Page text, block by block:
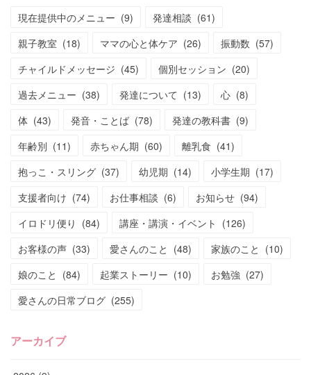
現在提供中のメニュー (9) 発達相談 (61)
親子教室 (18) ママの心と体ケア (26) 振動数 (57)
チャイルドメッセージ (45) 個別セッション (20)
過去メニュー (38) 発達について (13) 心 (8)
体 (43) 発音・ことば (78) 発達の教科書 (9)
年齢別 (11) 赤ちゃん期 (60) 離乳食 (41)
抱っこ・スリング (37) 幼児期 (14) 小学生期 (17)
支援者向け (74) お仕事相談 (6) お知らせ (94)
イロドリ便り (84) 講座・講演・イベント (126)
お客様の声 (33) 愛さんのこと (48) 家族のこと (10)
娘のこと (84) 起業ストーリー (10) お勉強 (27)
愛さんの日常ブログ (255)
アーカイブ